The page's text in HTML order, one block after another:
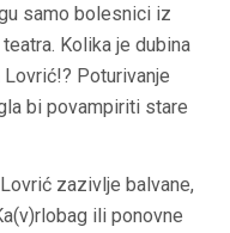
samo bolesnici iz
Kolika je dubina
Poturivanje
bi povampiriti stare
zazivlje balvane,
ili ponovne